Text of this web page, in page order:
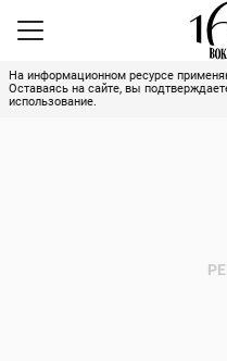
На информационном ресурсе
Оставаясь на сайте, вы
использование.